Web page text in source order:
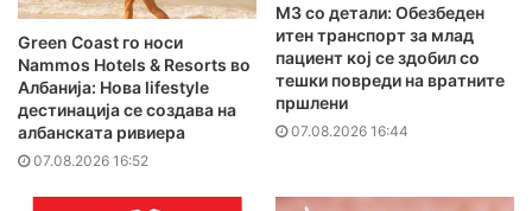
Green Coast го носи
Nammos Hotels & Resorts во
Албанија: Нова lifestyle
дестинација се создава на
албанската ривиера
07.08.2026 16:52
MЗ со детали: Обезбеден
итен транспорт за млад
пациент кој се здобил со
тешки повреди на вратните
пршлени
07.08.2026 16:44